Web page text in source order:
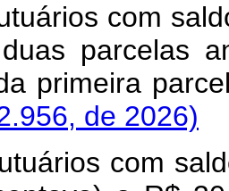
com
parcelas
primeira
de 2026)
com